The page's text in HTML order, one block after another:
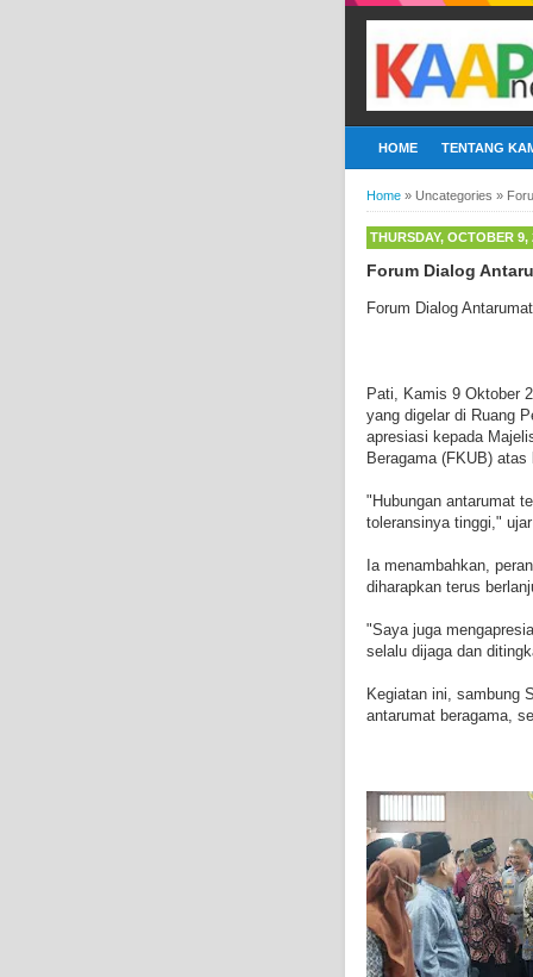
HOME TENTANG
Home » Uncategories »
THURSDAY, OCTOBER 9,
Forum Dialog
Forum Dialog
Pati, Kamis 9 Oktober
yang digelar di Ruang
apresiasi kepada
Beragama (FKUB)
"Hubungan antarumat
toleransinya tinggi," ujar
Ia menambahkan,
diharapkan terus
"Saya juga
selalu dijaga dan
Kegiatan ini, sambung
antarumat beragama,